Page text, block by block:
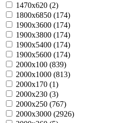
1470х620 (2)
1800х6850 (174)
1900х3600 (174)
1900х3800 (174)
1900х5400 (174)
1900х5600 (174)
2000х100 (839)
2000х1000 (813)
2000х170 (1)
2000х230 (3)
2000х250 (767)
2000х3000 (2926)